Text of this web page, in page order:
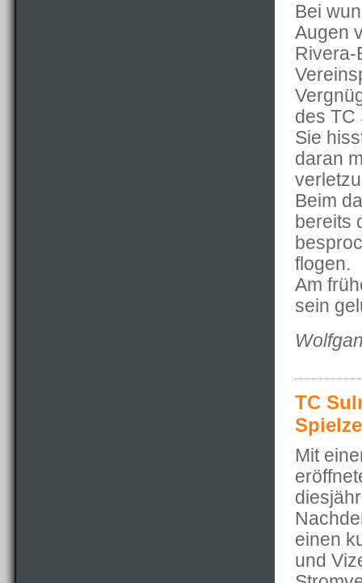
Bei
Augen
Rivera-
des TC
Sie
daran
Beim
bereits
flogen.
Am
sein
TC
Mit
einen
und